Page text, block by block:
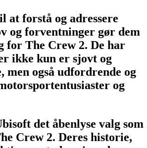
at forstå og adressere
og forventninger gør dem
for The Crew 2. De har
ikke kun er sjovt og
men også udfordrende og
og
det åbenlyse valg som
Crew 2. Deres historie,